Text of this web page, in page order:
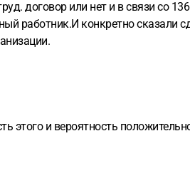
договор или нет и в связи со
работник.И конкретно сказали
и вероятность